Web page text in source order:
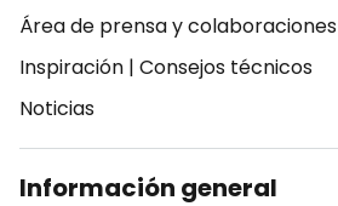
Área de prensa y colaboraciones
Inspiración | Consejos técnicos
Noticias
Información general